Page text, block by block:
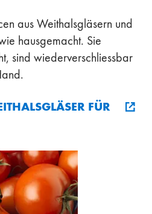
aus Weithalsgläsern und
hausgemacht. Sie
sind wiederverschliessbar
FÜR